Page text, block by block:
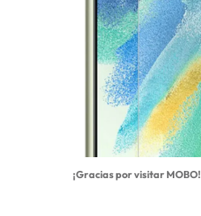
¡Gracias por visitar MOBO!